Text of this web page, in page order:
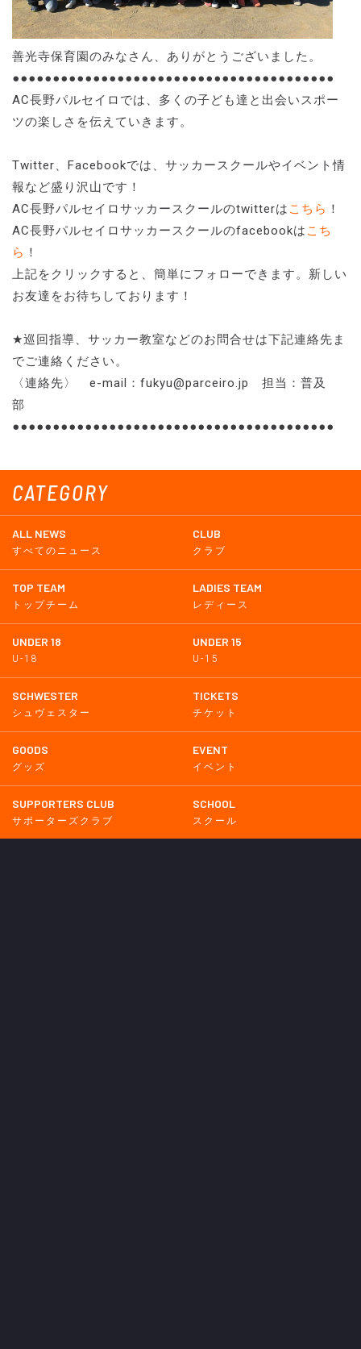
CATEGORY
ALL NEWS
すべてのニュース
CLUB
クラブ
TOP TEAM
トップチーム
LADIES TEAM
レディース
UNDER 18
U-18
UNDER 15
U-15
SCHWESTER
シュヴェスター
TICKETS
チケット
GOODS
グッズ
EVENT
イベント
SUPPORTERS CLUB
サポーターズクラブ
SCHOOL
スクール
善光寺保育園のみなさん、ありがとうございました。
●●●●●●●●●●●●●●●●●●●●●●●●●●●●●●●●●●●●●●●●
AC長野パルセイロでは、多くの子ども達と出会いスポー
ツの楽しさを伝えていきます。
Twitter、Facebookでは、サッカースクールやイベント情
報など盛り沢山です！
AC長野パルセイロサッカースクールのtwitterは こちら ！
AC長野パルセイロサッカースクールのfacebookは こち
ら ！
上記をクリックすると、簡単にフォローできます。新しい
お友達をお待ちしております！
★巡回指導、サッカー教室などのお問合せは下記連絡先ま
でご連絡ください。
〈連絡先〉 e-mail：fukyu@parceiro.jp 担当：普及
部
●●●●●●●●●●●●●●●●●●●●●●●●●●●●●●●●●●●●●●●●